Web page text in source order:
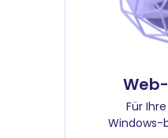
Für
Windows-